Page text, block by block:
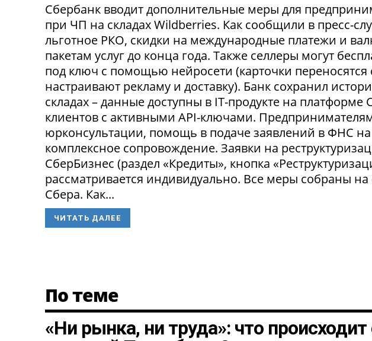
Сбербанк вводит дополнительные меры для
при ЧП на складах Wildberries. Как сообщили в пресс-
льготное РКО, скидки на международные платежи и
пакетам услуг до конца года. Также селлеры могут
под ключ с помощью нейросети (карточки переносятся
настраивают рекламу и доставку). Банк сохранил
складах – данные доступны в IT-продукте на
клиентов с активными API-ключами.
юрконсультации, помощь в подаче заявлений в ФНС на
комплексное сопровождение. Заявки на
СберБизнес (раздел «Кредиты», кнопка
рассматривается индивидуально. Все меры собраны
Сбера. Как...
ЧИТАТЬ ДАЛЕЕ
По теме
«Ни рынка, ни труда»: что